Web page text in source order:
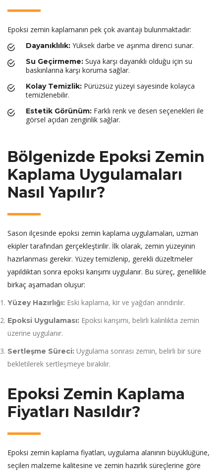
Epoksi zemin kaplamanın pek çok avantajı bulunmaktadır:
Dayanıklılık: Yüksek darbe ve aşınma direnci sunar.
Su Geçirmeme: Suya karşı dayanıklı olduğu için su
baskınlarına karşı koruma sağlar.
Kolay Temizlik: Pürüzsüz yüzeyi sayesinde kolayca
temizlenebilir.
Estetik Görünüm: Farklı renk ve desen seçenekleri ile
görsel açıdan zenginlik sağlar.
Bölgenizde Epoksi Zemin
Kaplama Uygulamaları
Nasıl Yapılır?
Sason ilçesinde epoksi zemin kaplama uygulamaları, uzman
ekipler tarafından gerçekleştirilir. İlk olarak, zemin yüzeyinin
hazırlanması gerekir. Yüzey temizlenip, gerekli düzeltmeler
yapıldıktan sonra epoksi karışımı uygulanır. Bu süreç, genellikle
birkaç aşamadan oluşur:
Yüzey Hazırlığı: Eski kaplama, kir ve yağdan arındırılır.
Epoksi Uygulaması: Epoksi karışımı, belirli kalınlıkta zemin
üzerine uygulanır.
Sertleşme Süreci: Uygulama sonrası zemin, belirli bir süre
bekletilerek sertleşmeye bırakılır.
Epoksi Zemin Kaplama
Fiyatları Nasıldır?
Epoksi zemin kaplama fiyatları, uygulama alanının büyüklüğüne,
seçilen malzeme kalitesine ve zemin hazırlık süreçlerine göre